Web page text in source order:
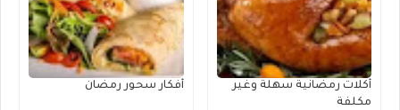
أكلات رمضانية سهلة وغير
مكلفة
أفكار سحور رمضان